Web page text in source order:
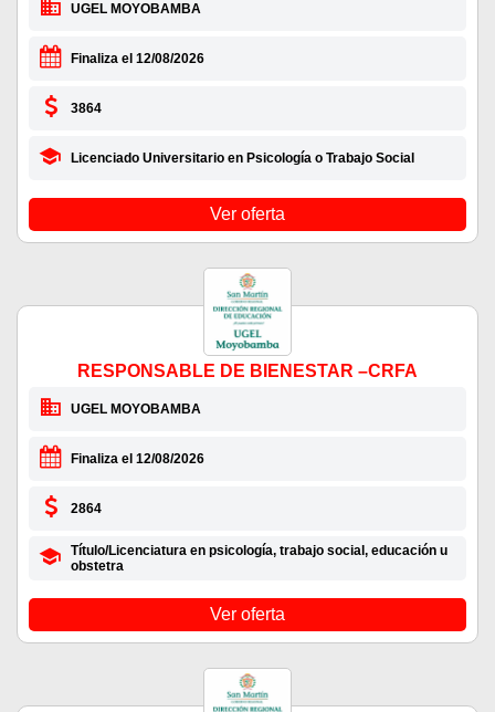
UGEL MOYOBAMBA
Finaliza el 12/08/2026
3864
Licenciado Universitario en Psicología o Trabajo Social
Ver oferta
RESPONSABLE DE BIENESTAR –CRFA
UGEL MOYOBAMBA
Finaliza el 12/08/2026
2864
Título/Licenciatura en psicología, trabajo social, educación u
obstetra
Ver oferta